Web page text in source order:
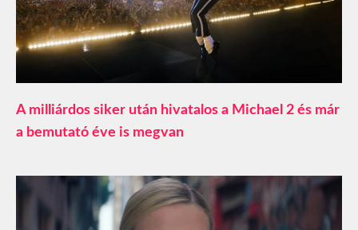
A milliárdos siker után hivatalos a Michael 2 és már
a bemutató éve is megvan